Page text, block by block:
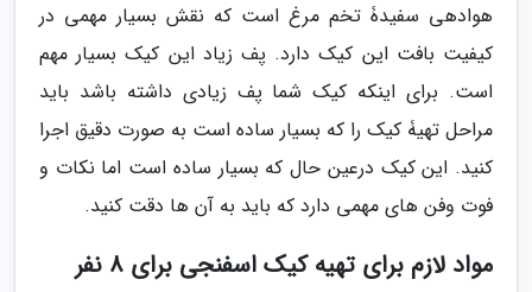
هوادهی سفیدۀ تخم مرغ است که نقش بسیار مهمی در
کیفیت بافت این کیک دارد. پف زیاد این کیک بسیار مهم
است. برای اینکه کیک شما پف زیادی داشته باشد باید
مراحل تهیۀ کیک را که بسیار ساده است به صورت دقیق اجرا
کنید. این کیک درعین حال که بسیار ساده است اما نکات و
فوت وفن های مهمی دارد که باید به آن ها دقت کنید.
مواد لازم برای تهیه کیک اسفنجی برای 8 نفر